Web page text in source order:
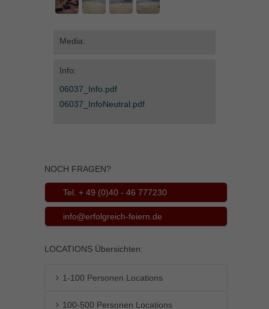
Media:
Info:
06037_Info.pdf
06037_InfoNeutral.pdf
NOCH FRAGEN?
Tel. + 49 (0)40 - 46 777230
info@erfolgreich-feiern.de
LOCATIONS Übersichten:
1-100 Personen Locations
100-500 Personen Locations
Marketing (1)
um personalisierte Werbung anzuzeigen. Sie tun dies, indem sie
Externe Medien (5)